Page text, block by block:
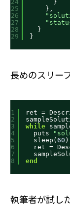
24
25
26
27
28
29
}
},
}
}
長めのスリー
1
2
3
4
5
6
7
8
ret =
while
puts
sleep( 60 )
ret =
end
執筆者が試し